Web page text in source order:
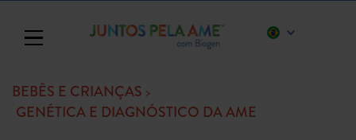
Toggle navigation
BEBÊS E CRIANÇAS
GENÉTICA E DIAGNÓSTICO DA AME